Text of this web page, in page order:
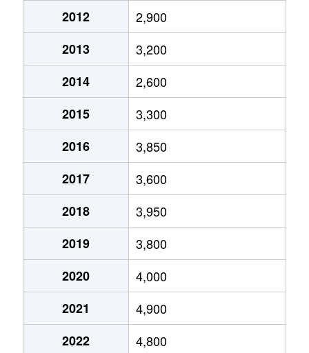
大岡山
2,900万円
大岡山
2,800万円
大岡山
3,400万円
大岡山
3,900万円
大岡山
3,700万円
4,200万円
4,900万円
4,900万円
8,000万円
7,900万円
5,400万円
2012
2,900
2013
3,200
2014
2,600
2015
3,300
2016
3,850
2017
3,600
2018
3,950
2019
3,800
2020
4,000
2021
4,900
2022
4,800